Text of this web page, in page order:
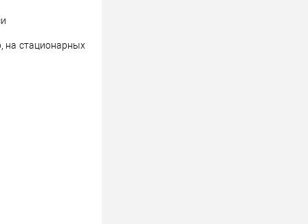
на стационарных